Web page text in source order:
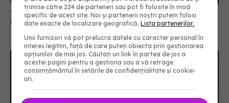
28 aug 2025, 23:41
trimise către 224 de parteneri sau pot fi folosite în mod
specific de acest site. Noi și partenerii noștri putem folosi
date exacte de localizare geografică.Lista partenerilor.
Unii furnizori vă pot prelucra datele cu caracter personal în
interes legitim, față de care puteți obiecta prin gestionarea
opțiunilor de mai jos. Căutați un link în partea de jos a
acestei pagini pentru a gestiona sau a vă retrage
consimțământul în setările de confidențialitate și cookie-
uri.